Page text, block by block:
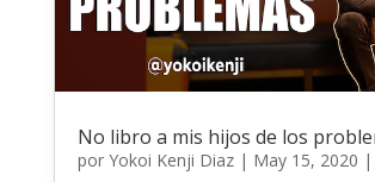
No libro a mis hijos de los
por Yokoi Kenji Diaz| May 15, 2020 |